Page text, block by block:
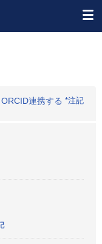
ORCID連携する *注記